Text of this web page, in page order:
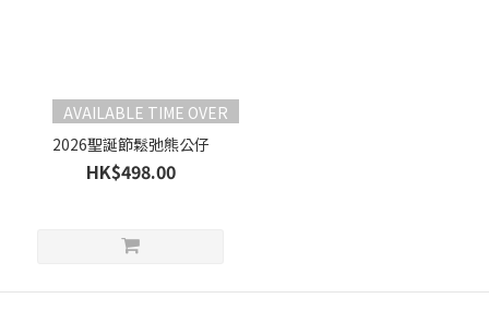
AVAILABLE TIME OVER
2026聖誕節鬆弛熊公仔
HK$498.00